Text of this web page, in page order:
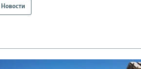
Новости